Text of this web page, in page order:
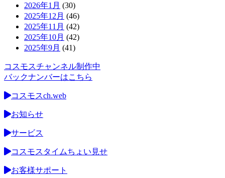
2026年1月 (30)
2025年12月 (46)
2025年11月 (42)
2025年10月 (42)
2025年9月 (41)
コスモスチャンネル制作中
バックナンバーはこちら
コスモスch.web
お知らせ
サービス
コスモスタイムちょい見せ
お客様サポート